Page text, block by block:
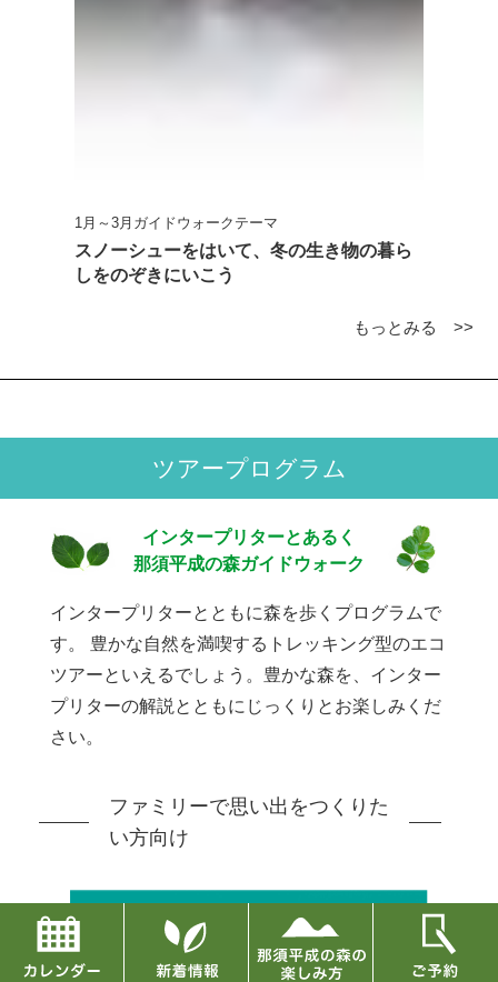
1月～3月ガイドウォークテーマ
スノーシューをはいて、冬の生き物の暮ら
しをのぞきにいこう
もっとみる >>
ツアープログラム
インタープリターとあるく
那須平成の森ガイドウォーク
インタープリターとともに森を歩くプログラムで
す。
豊かな自然を満喫するトレッキング型のエコ
ツアーといえるでしょう。豊かな森を、インター
プリターの解説とともにじっくりとお楽しみくだ
さい。
ファミリーで思い出をつくりた
い方向け